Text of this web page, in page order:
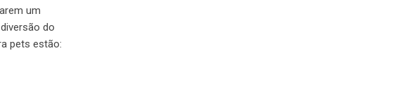
um
do
pets estão: